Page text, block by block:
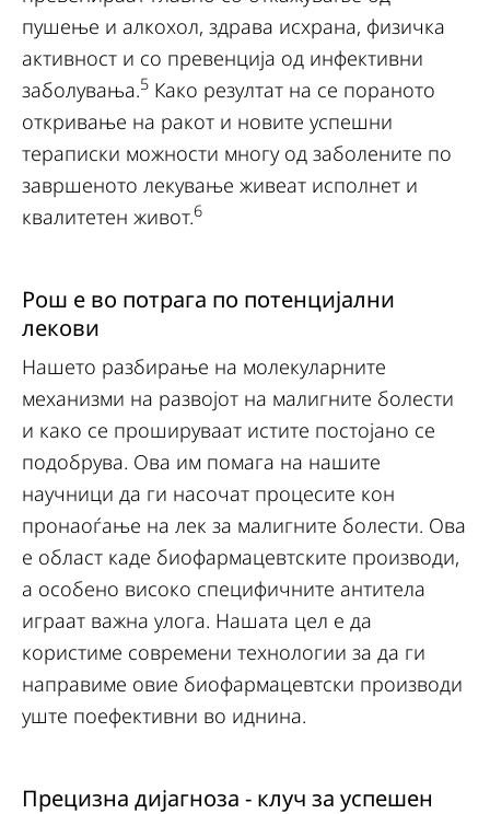
пушење и алкохол, здрава исхрана, физичка
активност и со превенција од инфективни
заболувања.5 Како резултат на се пораното
откривање на ракот и новите успешни
тераписки можности многу од заболените по
завршеното лекување живеат исполнет и
квалитетен живот.6
Рош е во потрага по потенцијални
лекови
Нашето разбирање на молекуларните
механизми на развојот на малигните болести
и како се прошируваат истите постојано се
подобрува. Ова им помага на нашите
научници да ги насочат процесите кон
пронаоѓање на лек за малигните болести. Ова
е област каде биофармацевтските производи,
а особено високо специфичните антитела
играат важна улога. Нашата цел е да
користиме современи технологии за да ги
направиме овие биофармацевтски производи
уште поефективни во иднина.
Прецизна дијагноза - клуч за успешен